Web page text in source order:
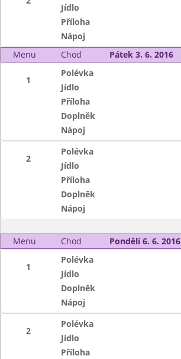
Jídlo
Příloha
Nápoj
Menu
Chod Pátek 3. 6. 2016
1
Polévka
Jídlo
Příloha
Doplněk
Nápoj
2
Polévka
Jídlo
Příloha
Doplněk
Nápoj
Menu Chod Pondělí 6. 6. 2016
1
Polévka
Jídlo
Doplněk
Nápoj
2
Polévka
Jídlo
Příloha